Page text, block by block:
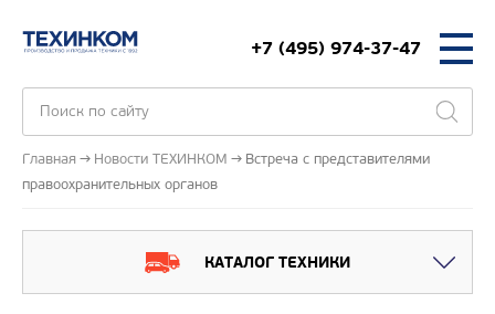
+7 (495) 974-37-47
Главная Новости ТЕХИНКОМ
Встреча с представителями
правоохранительных органов
КАТАЛОГ ТЕХНИКИ